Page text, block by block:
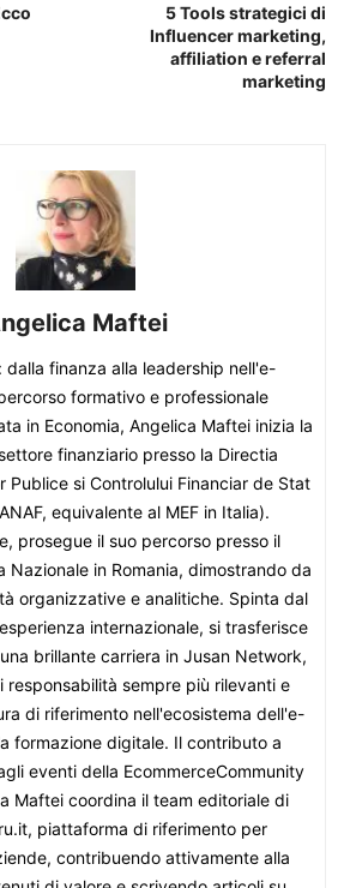
5 Tools strategici di
Influencer marketing,
affiliation e referral
marketing
Maftei
dalla finanza alla leadership nell'e-
formativo e professionale
in Economia, Angelica Maftei inizia la
finanziario presso la Directia
Publice si Controlului Financiar de Stat
equivalente al MEF in Italia).
prosegue il suo percorso presso il
Nazionale in Romania, dimostrando da
organizzative e analitiche. Spinta dal
internazionale, si trasferisce
brillante carriera in Jusan Network,
responsabilità sempre più rilevanti e
di riferimento nell'ecosistema dell'e-
formazione digitale. Il contributo a
eventi della EcommerceCommunity
Maftei coordina il team editoriale di
piattaforma di riferimento per
contribuendo attivamente alla